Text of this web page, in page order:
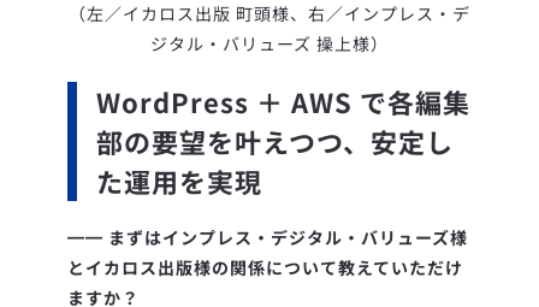
（左／イカロス出版 町頭様、右／インプレス・デ
ジタル・バリューズ 操上様）
WordPress ＋ AWS で各編集
部の要望を叶えつつ、安定し
た運用を実現
━━ まずはインプレス・デジタル・バリューズ様
とイカロス出版様の関係について教えていただけ
ますか？